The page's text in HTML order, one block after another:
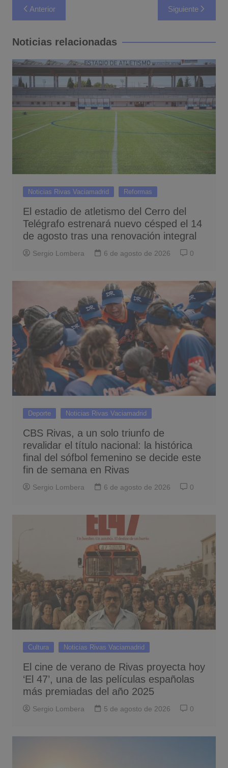
Navegación
de
entradas
Anterior Siguiente
Noticias relacionadas
Noticias Rivas Vaciamadrid Reformas
El estadio de atletismo del Cerro del
Telégrafo estrenará nuevo césped el 14
de agosto tras una renovación integral
Sergio Lombera 6 de agosto de 2026 0
Deporte Noticias Rivas Vaciamadrid
CBS Rivas, a un solo triunfo de
revalidar el título nacional: la histórica
final del sófbol femenino se decide este
fin de semana en Rivas
Sergio Lombera 6 de agosto de 2026 0
Cultura Noticias Rivas Vaciamadrid
El cine de verano de Rivas proyecta hoy
‘El 47’, una de las películas españolas
más premiadas del año 2025
Sergio Lombera 5 de agosto de 2026 0